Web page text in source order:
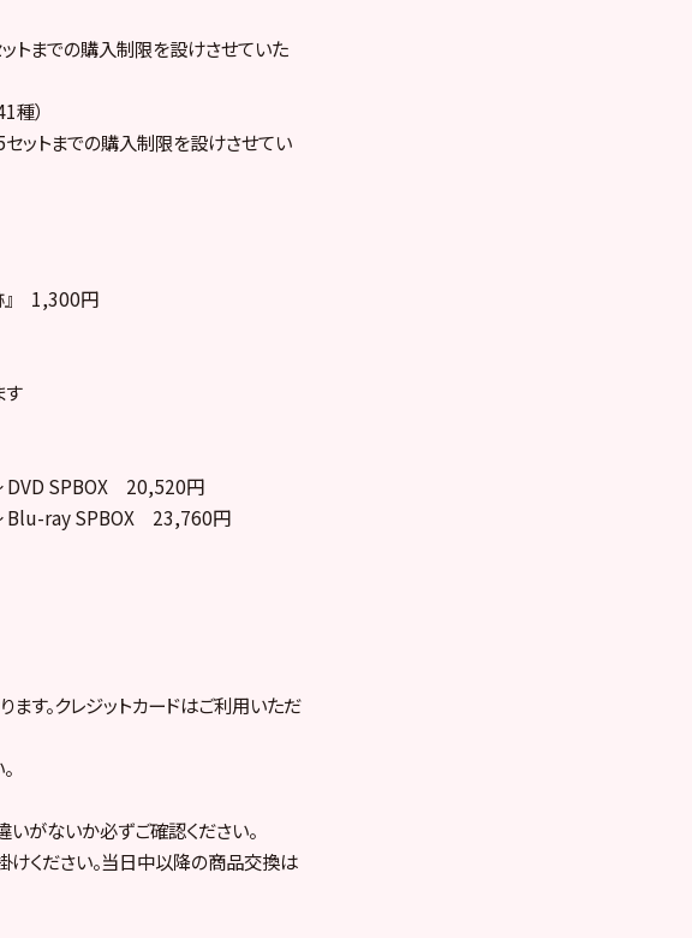
トまでの購入制限を設けさせていた
種）
ットまでの購入制限を設けさせてい
』 1,300円
す
DVD SPBOX 20,520円
Blu-ray SPBOX 23,760円
す。クレジットカードはご利用いただ
がないか必ずご確認ください。
ください。当日中以降の商品交換は